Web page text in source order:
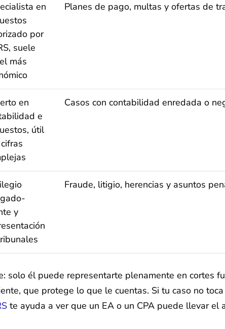
en
por
suele
más
Planes de pago, multas y ofertas de
en
e
útil
Casos con contabilidad enredada o
y
Fraude, litigio, herencias y asuntos
solo él puede representarte plenamente en cortes
que protege lo que le cuentas. Si tu caso no
te ayuda a ver que un EA o un CPA puede llevar el